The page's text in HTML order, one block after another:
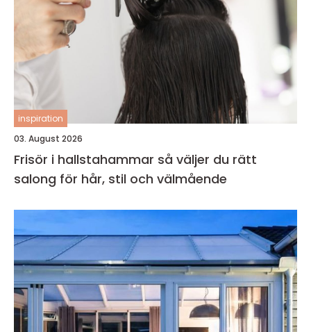
inspiration
03. August 2026
Frisör i hallstahammar så väljer du rätt
salong för hår, stil och välmående